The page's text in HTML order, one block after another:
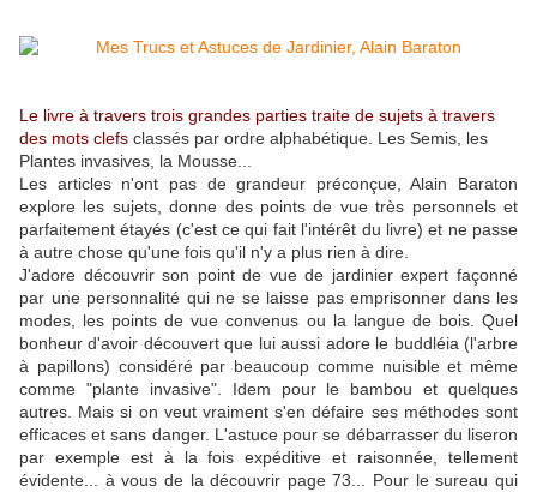
Le livre à travers trois grandes parties traite de sujets à travers
des mots clefs classés par ordre alphabétique. Les Semis, les
Plantes invasives, la Mousse...
Les articles n'ont pas de grandeur préconçue, Alain Baraton
explore les sujets, donne des points de vue très personnels et
parfaitement étayés (c'est ce qui fait l'intérêt du livre) et ne passe
à autre chose qu'une fois qu'il n'y a plus rien à dire.
J'adore découvrir son point de vue de jardinier expert façonné
par une personnalité qui ne se laisse pas emprisonner dans les
modes, les points de vue convenus ou la langue de bois. Quel
bonheur d'avoir découvert que lui aussi adore le buddléia (l'arbre
à papillons) considéré par beaucoup comme nuisible et même
comme "plante invasive". Idem pour le bambou et quelques
autres. Mais si on veut vraiment s'en défaire ses méthodes sont
efficaces et sans danger. L'astuce pour se débarrasser du liseron
par exemple est à la fois expéditive et raisonnée, tellement
évidente... à vous de la découvrir page 73... Pour le sureau qui